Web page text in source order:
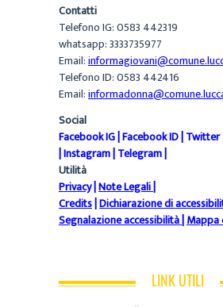
Contatti
Telefono IG: 0583 442319
whatsapp: 3333735977
Email:
Telefono ID: 0583 442416
Email:
Social
Facebook IG|Facebook ID|Twitter
|Instagram|Telegram|
Utilità
Privacy|Note Legali|
Credits|Dichiarazione di
Segnalazione accessibilità|Mappa
LINK UTILI